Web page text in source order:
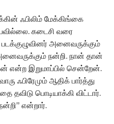
ஃபிலிம் மேக்கிங்கை
கடைசி வரை
படக்குழுவினர் அனைவருக்கும்
நன்றி. நான் தான்
என்ற இறுமாப்பில் சென்றேன்.
ஃபிரேமும் ஆதிக் பார்த்து
பொடியாக்கி விட்டார்.
என்றார்.